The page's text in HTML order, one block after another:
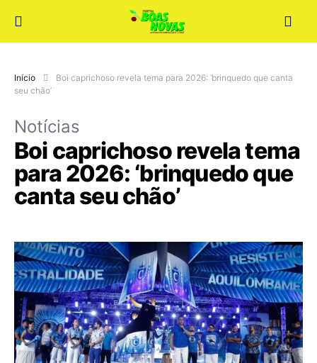
Início
Boi caprichoso revela tema para 2026: ‘brinquedo que canta
seu chão’
Notícias
Boi caprichoso revela tema
para 2026: ‘brinquedo que
canta seu chão’